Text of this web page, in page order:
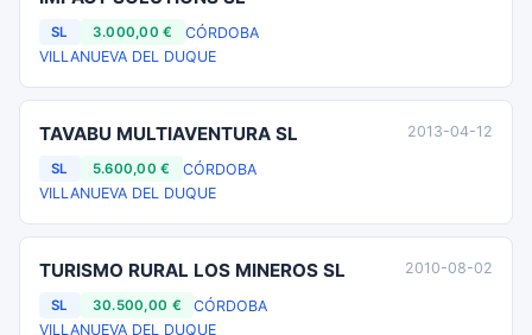
SL 3.000,00 €
CÓRDOBA
VILLANUEVA DEL DUQUE
TAVABU MULTIAVENTURA SL
SL 5.600,00 €
CÓRDOBA
VILLANUEVA DEL DUQUE
2013-04-12
TURISMO RURAL LOS MINEROS SL
SL 30.500,00 €
CÓRDOBA
VILLANUEVA DEL DUQUE
2010-08-02